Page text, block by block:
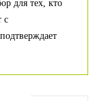
для тех, кто
с